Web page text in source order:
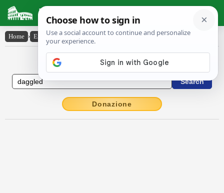
Latin Dictionary
Home › English-Latin › daggled
English to Latin Dictionary
Donazione